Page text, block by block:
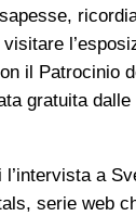
il Patrocinio
gratuita dalle
a
serie web